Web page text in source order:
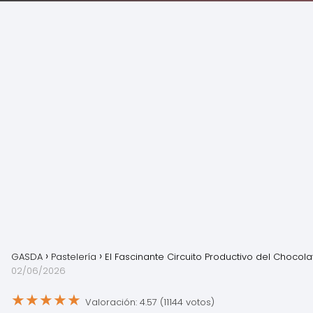
GASDA Pastelería
El Fascinante Circuito Productivo del
02/06/2026
★★★★★ Valoración: 4.57 (11144 votos)